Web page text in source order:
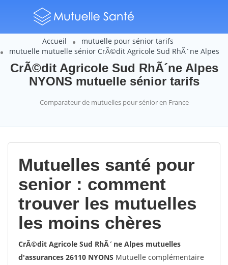
Accueil
mutuelle pour sénior tarifs
mutuelle mutuelle sénior CrÃ©dit Agricole Sud RhÃ´ne Alpes
CrÃ©dit Agricole Sud RhÃ´ne Alpes
NYONS mutuelle sénior tarifs
Comparateur de mutuelles pour sénior en France
Mutuelles santé pour
senior : comment
trouver les mutuelles
les moins chères
CrÃ©dit Agricole Sud RhÃ´ne Alpes mutuelles
d'assurances 26110 NYONS Mutuelle complémentaire